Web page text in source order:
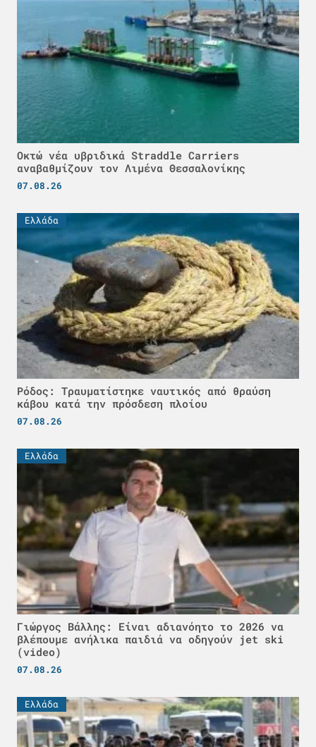
Οκτώ νέα υβριδικά Straddle Carriers
αναβαθμίζουν τον Λιμένα Θεσσαλονίκης
07.08.26
Ελλάδα
Ρόδος: Τραυματίστηκε ναυτικός από θραύση
κάβου κατά την πρόσδεση πλοίου
07.08.26
Ελλάδα
Γιώργος Βάλλης: Είναι αδιανόητο το 2026 να
βλέπουμε ανήλικα παιδιά να οδηγούν jet ski
(video)
07.08.26
Ελλάδα